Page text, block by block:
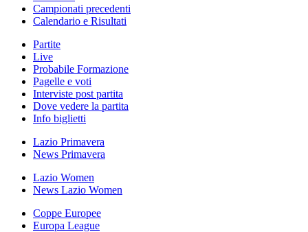
Campionati precedenti
Calendario e Risultati
Partite
Live
Probabile Formazione
Pagelle e voti
Interviste post partita
Dove vedere la partita
Info biglietti
Lazio Primavera
News Primavera
Lazio Women
News Lazio Women
Coppe Europee
Europa League